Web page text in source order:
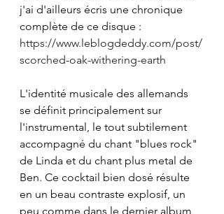
j'ai d'ailleurs écris une chronique
complète de ce disque :
https://www.leblogdeddy.com/post/
scorched-oak-withering-earth
L'identité musicale des allemands
se définit principalement sur
l'instrumental, le tout subtilement
accompagné du chant "blues rock"
de Linda et du chant plus metal de
Ben. Ce cocktail bien dosé résulte
en un beau contraste explosif, un
peu comme dans le dernier album